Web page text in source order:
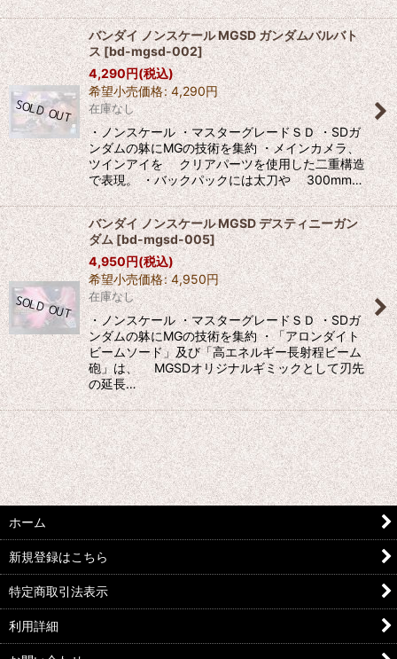
バンダイ ノンスケール MGSD ガンダムバルバト
ス [bd-mgsd-002]
4,290円(税込)
希望小売価格: 4,290円
在庫なし
・ノンスケール ・マスターグレードＳＤ ・SDガ
ンダムの躰にMGの技術を集約 ・メインカメラ、
ツインアイを クリアパーツを使用した二重構造
で表現。 ・バックパックには太刀や 300mm…
バンダイ ノンスケール MGSD デスティニーガン
ダム[bd-mgsd-005]
4,950円(税込)
希望小売価格: 4,950円
在庫なし
・ノンスケール ・マスターグレードＳＤ ・SDガ
ンダムの躰にMGの技術を集約 ・「アロンダイト
ビームソード」及び「高エネルギー長射程ビーム
砲」は、 MGSDオリジナルギミックとして刃先
の延長…
ホーム
新規登録はこちら
特定商取引法表示
利用詳細